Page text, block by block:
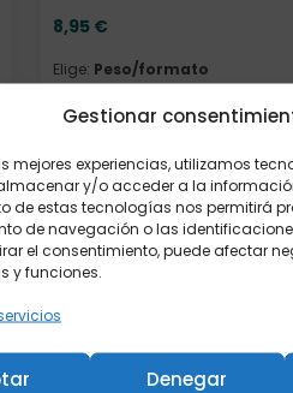
Gestionar
mejores experiencias, utilizamos
y/o acceder a la
de estas tecnologías nos permitirá
de navegación o las
el consentimiento, puede afectar
y funciones.
Denegar
8,95 €
Elige: Peso/formato
Añadir al